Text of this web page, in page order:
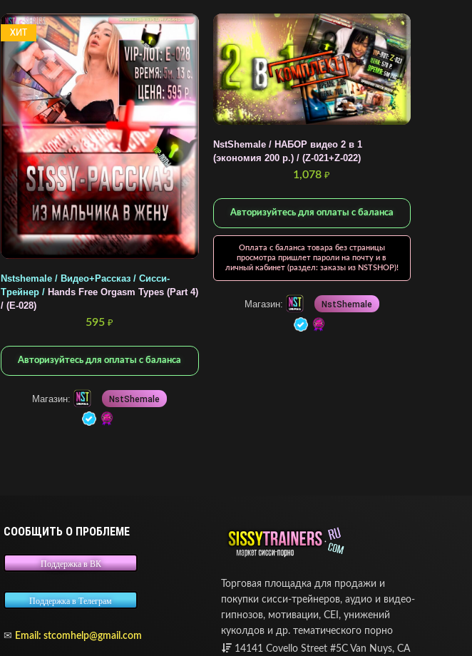
ХИТ
Nstshemale / Видео+Рассказ / Сисси-
Трейнер / Hands Free Orgasm Types (Part 4)
/ (E-028)
595₽
Авторизуйтесь для оплаты с баланса
Магазин: NstShemale
NstShemale / НАБОР видео 2 в 1
(экономия 200 р.) / (Z-021+Z-022)
1,078₽
Авторизуйтесь для оплаты с баланса
Оплата с баланса товара без страницы
просмотра пришлет пароли на почту и в
личный кабинет (раздел: заказы из NSTSHOP)!
Магазин: NstShemale
СООБЩИТЬ О ПРОБЛЕМЕ
Поддержка в ВК
Поддержка в Телеграм
✉ Email: stcomhelp@gmail.com
Торговая площадка для продажи и
покупки сисси-трейнеров, аудио и видео-
гипнозов, мотивации, CEI, унижений
куколдов и др. тематического порно
14141 Covello Street #5C Van Nuys, CA